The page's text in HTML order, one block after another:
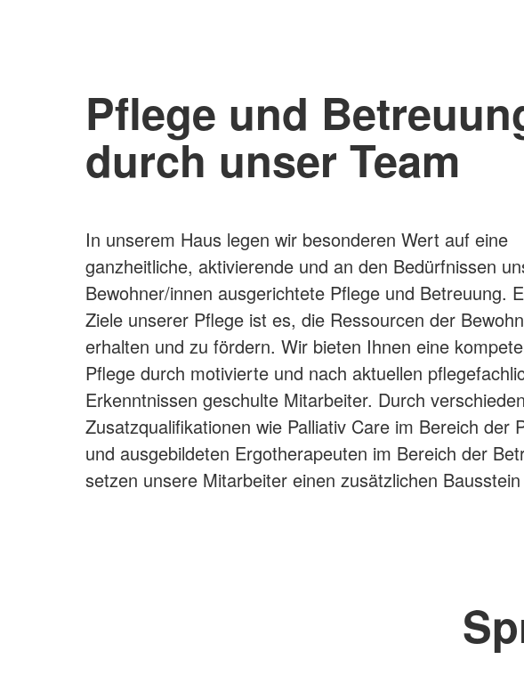
Pflege und
durch unser Team
In unserem Haus legen wir besonderen Wert auf eine
ganzheitliche, aktivierende und an den Bedürfnissen
Bewohner/innen ausgerichtete Pflege und Betreuung.
Ziele unserer Pflege ist es, die Ressourcen der
erhalten und zu fördern. Wir bieten Ihnen eine
Pflege durch motivierte und nach aktuellen
Erkenntnissen geschulte Mitarbeiter. Durch
Zusatzqualifikationen wie Palliativ Care im Bereich der
und ausgebildeten Ergotherapeuten im Bereich der
setzen unsere Mitarbeiter einen zusätzlichen
Gesellschaftsspiele, verschieden Sportangebote wie